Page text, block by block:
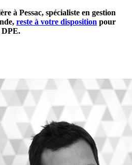
à Pessac, spécialiste en gestion
reste à votre disposition pour
DPE.